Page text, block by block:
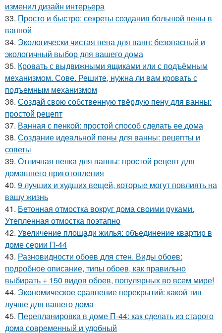
изменил дизайн интерьера
33. Просто и быстро: секреты создания большой пены в
ванной
34. Экологически чистая пена для ванн: безопасный и
экологичный выбор для вашего дома
35. Кровать с выдвижными ящиками или с подъёмным
механизмом. Сове. Решите, нужна ли вам кровать с
подъемным механизмом
36. Создай свою собственную твёрдую пену для ванны:
простой рецепт
37. Ванная с пенкой: простой способ сделать ее дома
38. Создание идеальной пены для ванны: рецепты и
советы
39. Отличная пенка для ванны: простой рецепт для
домашнего приготовления
40. 9 лучших и худших вещей, которые могут повлиять на
вашу жизнь
41. Бетонная отмостка вокруг дома своими руками.
Утепленная отмостка поэтапно
42. Увеличение площади жилья: объединение квартир в
доме серии П-44
43. Разновидности обоев для стен. Виды обоев:
подробное описание, типы обоев, как правильно
выбирать + 150 видов обоев, популярных во всем мире!
44. Экономическое сравнение перекрытий: какой тип
лучше для вашего дома
45. Перепланировка в доме П-44: как сделать из старого
дома современный и удобный